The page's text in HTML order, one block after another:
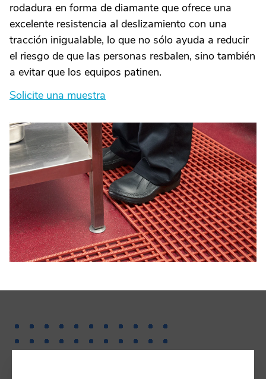
rodadura en forma de diamante que ofrece una
excelente resistencia al deslizamiento con una
tracción inigualable, lo que no sólo ayuda a reducir
el riesgo de que las personas resbalen, sino también
a evitar que los equipos patinen.
Solicite una muestra